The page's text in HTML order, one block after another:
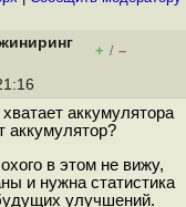
+ / –
аккумулятора
аккумулятор?
в этом не вижу,
и нужна статистика
улучшений.